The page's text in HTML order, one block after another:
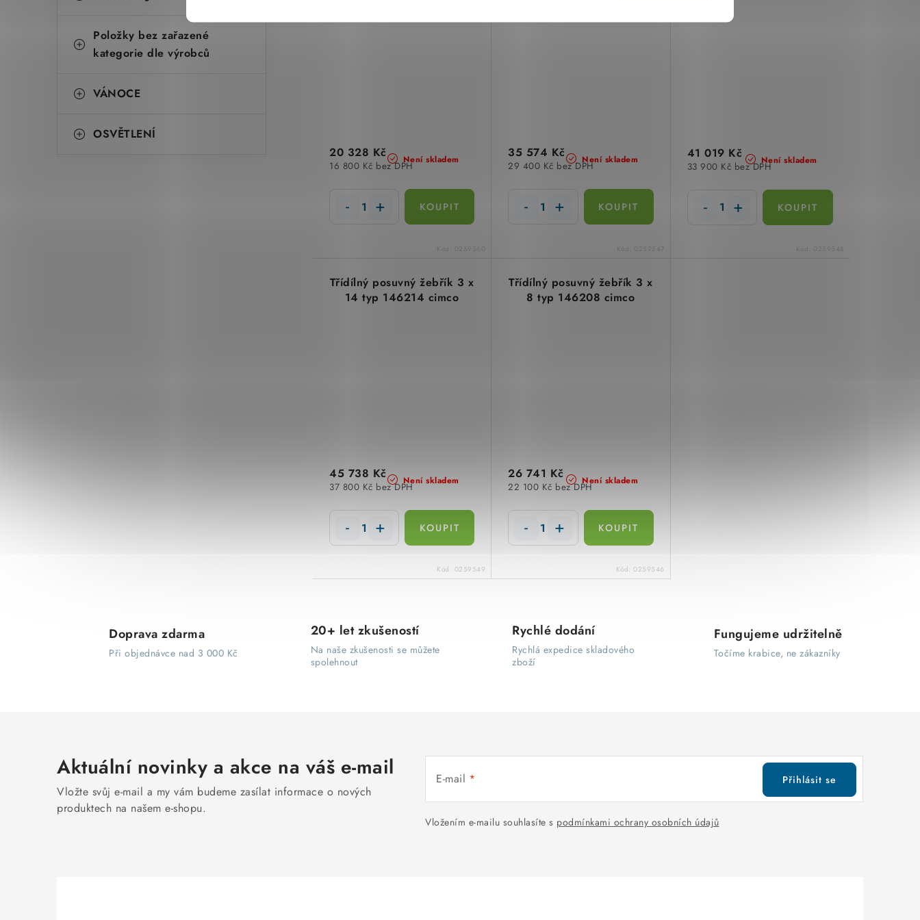
Položky bez zařazené
kategorie dle výrobců
VÁNOCE
OSVĚTLENÍ
Není skladem
16 800 Kč bez DPH
20 328 Kč
Kód: 0259560
Není skladem
29 400 Kč bez DPH
35 574 Kč
Kód: 0259547
Není skladem
33 900 Kč bez DPH
41 019 Kč
Kód: 0259548
Třídílný posuvný žebřík 3 x
14 typ 146214 cimco
Není skladem
37 800 Kč bez DPH
45 738 Kč
Kód: 0259549
Třídílný posuvný žebřík 3 x
8 typ 146208 cimco
Není skladem
22 100 Kč bez DPH
26 741 Kč
Kód:0259546
O
v
c
í
Doprava zdarma
Při objednávce nad 3 000 Kč
20+ let zkušeností
Na naše zkušenosti se můžete
spolehnout
Rychlé dodání
Rychlá expedice skladového
zboží
Fungujeme udržitelně
Točíme krabice, ne zákazníky
Aktuální novinky a akce na váš e-mail
Vložte svůj e-mail a my vám budeme zasílat informace o nových
produktech na našem e-shopu.
E-mail
Vložením e-mailu souhlasíte s podmínkami ochrany osobních údajů
Přihlásit se